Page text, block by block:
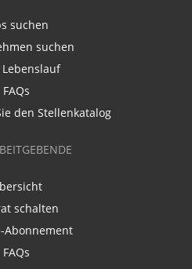
suchen
suchen
FAQs
den Stellenkatalog
schalten
Abonnement
FAQs